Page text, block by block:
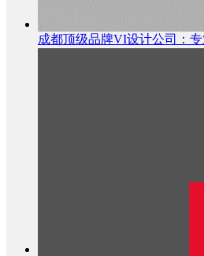
成都顶级品牌VI设计公司：